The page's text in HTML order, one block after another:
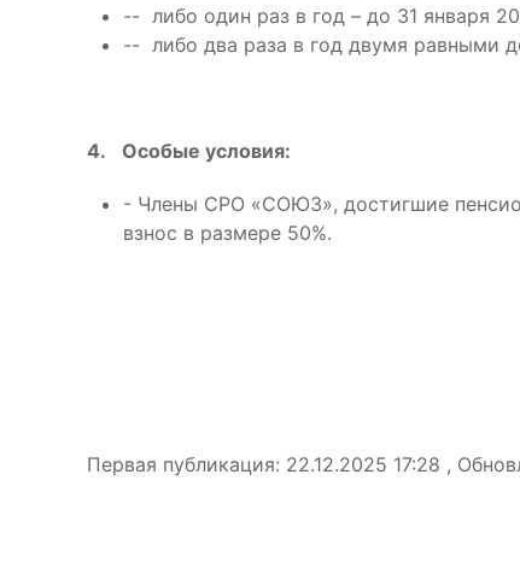
-- либо один раз в год – до 31 января
-- либо два раза в год двумя равными
4. Особые условия:
- Члены СРО «СОЮЗ», достигшие
взнос в размере 50%.
Первая публикация: 22.12.2025 17:28 ,